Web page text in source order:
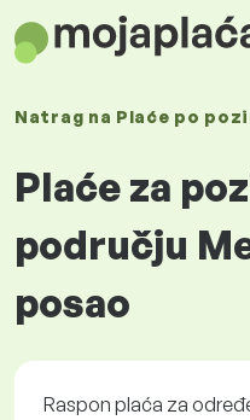
Natrag na Plaće po
Plaće za
području
posao
Raspon plaća za